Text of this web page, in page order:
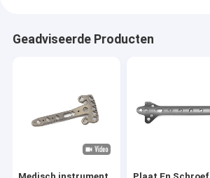
Geadviseerde Producten